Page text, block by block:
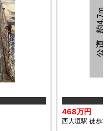
468万円
西大垣駅 徒歩